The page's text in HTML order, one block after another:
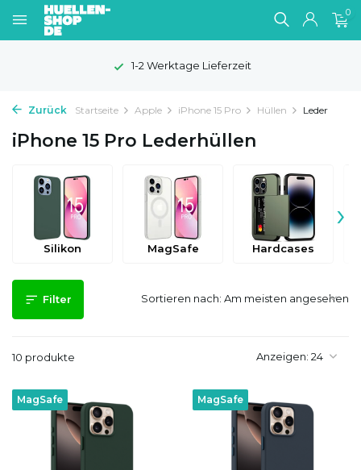
0
1-2 Werktage Lieferzeit
Zurück Startseite Apple iPhone 15 Pro Hüllen Leder
iPhone 15 Pro Lederhüllen
Silikon MagSafe Hardcases
›
Filter
10 produkte Anzeigen:
Sortieren nach:
MagSafe MagSafe